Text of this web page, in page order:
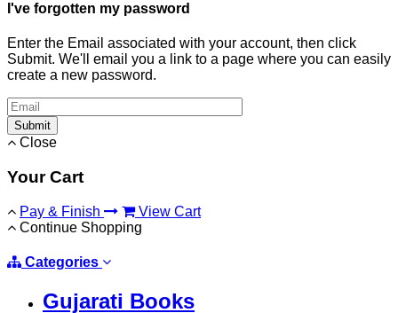
I've forgotten my password
Enter the Email associated with your account, then click
Submit. We'll email you a link to a page where you can easily
create a new password.
Submit
Close
Your Cart
Pay & Finish
View Cart
Continue Shopping
Categories
Gujarati Books